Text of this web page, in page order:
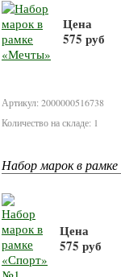
Цена
575 руб
Артикул: 2000000516738
Количество на складе: 1
Набор марок в
Цена
575 руб